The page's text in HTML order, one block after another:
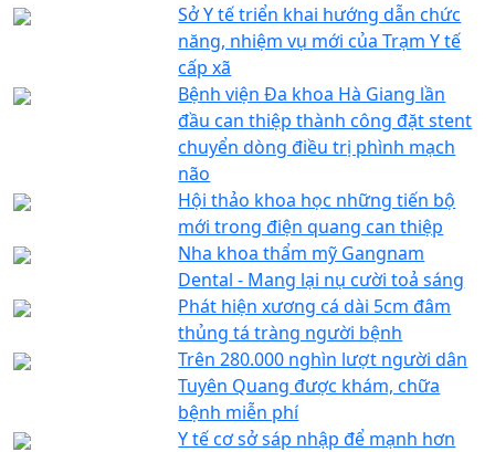
Sở Y tế triển khai hướng dẫn chức
năng, nhiệm vụ mới của Trạm Y tế
cấp xã
Bệnh viện Đa khoa Hà Giang lần
đầu can thiệp thành công đặt stent
chuyển dòng điều trị phình mạch
não
Hội thảo khoa học những tiến bộ
mới trong điện quang can thiệp
Nha khoa thẩm mỹ Gangnam
Dental - Mang lại nụ cười toả sáng
Phát hiện xương cá dài 5cm đâm
thủng tá tràng người bệnh
Trên 280.000 nghìn lượt người dân
Tuyên Quang được khám, chữa
bệnh miễn phí
Y tế cơ sở sáp nhập để mạnh hơn